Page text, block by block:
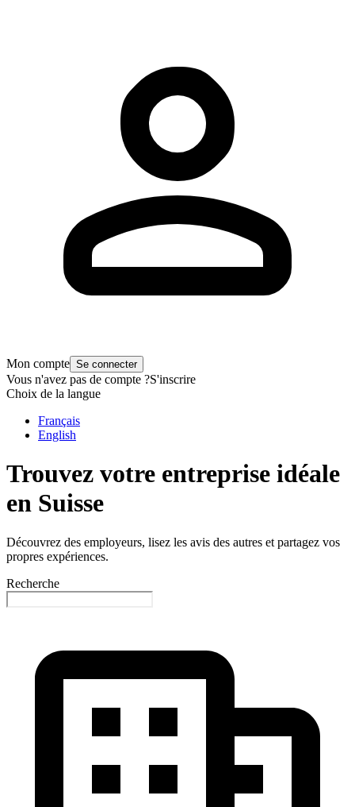
Mon compte Se connecter
Vous n'avez pas de compte ?S'inscrire
Choix de la langue
Français
English
Trouvez votre entreprise idéale
en Suisse
Découvrez des employeurs, lisez les avis des autres et partagez vos
propres expériences.
Recherche